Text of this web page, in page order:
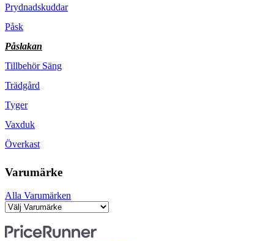
Prydnadskuddar
Påsk
Påslakan
Tillbehör Säng
Trädgård
Tyger
Vaxduk
Överkast
Varumärke
Alla Varumärken